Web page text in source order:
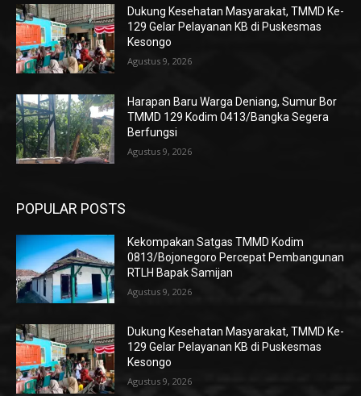
Dukung Kesehatan Masyarakat, TMMD Ke-
129 Gelar Pelayanan KB di Puskesmas
Kesongo
Agustus 9, 2026
Harapan Baru Warga Deniang, Sumur Bor
TMMD 129 Kodim 0413/Bangka Segera
Berfungsi
Agustus 9, 2026
POPULAR POSTS
Kekompakan Satgas TMMD Kodim
0813/Bojonegoro Percepat Pembangunan
RTLH Bapak Samijan
Agustus 9, 2026
Dukung Kesehatan Masyarakat, TMMD Ke-
129 Gelar Pelayanan KB di Puskesmas
Kesongo
Agustus 9, 2026